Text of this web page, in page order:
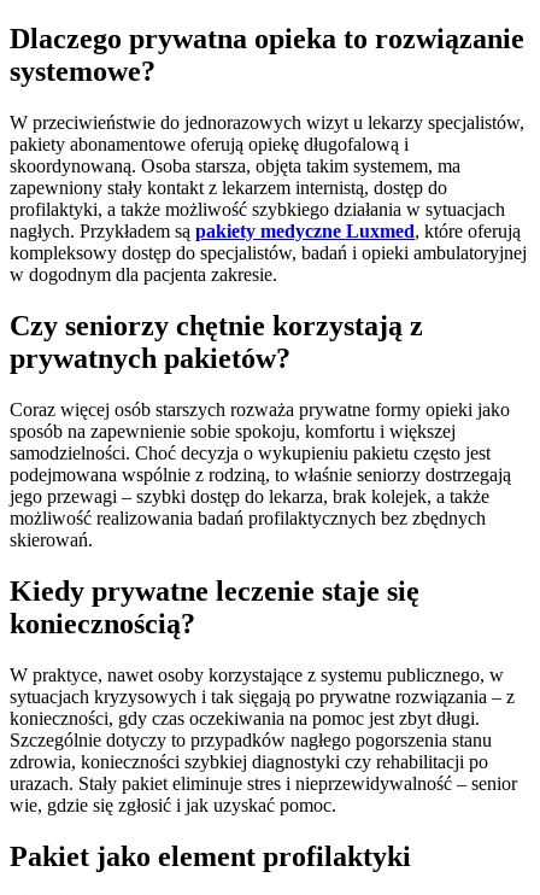
Dlaczego prywatna opieka to rozwiązanie
systemowe?
W przeciwieństwie do jednorazowych wizyt u lekarzy specjalistów,
pakiety abonamentowe oferują opiekę długofalową i
skoordynowaną. Osoba starsza, objęta takim systemem, ma
zapewniony stały kontakt z lekarzem internistą, dostęp do
profilaktyki, a także możliwość szybkiego działania w sytuacjach
nagłych. Przykładem są pakiety medyczne Luxmed, które oferują
kompleksowy dostęp do specjalistów, badań i opieki ambulatoryjnej
w dogodnym dla pacjenta zakresie.
Czy seniorzy chętnie korzystają z
prywatnych pakietów?
Coraz więcej osób starszych rozważa prywatne formy opieki jako
sposób na zapewnienie sobie spokoju, komfortu i większej
samodzielności. Choć decyzja o wykupieniu pakietu często jest
podejmowana wspólnie z rodziną, to właśnie seniorzy dostrzegają
jego przewagi – szybki dostęp do lekarza, brak kolejek, a także
możliwość realizowania badań profilaktycznych bez zbędnych
skierowań.
Kiedy prywatne leczenie staje się
koniecznością?
W praktyce, nawet osoby korzystające z systemu publicznego, w
sytuacjach kryzysowych i tak sięgają po prywatne rozwiązania – z
konieczności, gdy czas oczekiwania na pomoc jest zbyt długi.
Szczególnie dotyczy to przypadków nagłego pogorszenia stanu
zdrowia, konieczności szybkiej diagnostyki czy rehabilitacji po
urazach. Stały pakiet eliminuje stres i nieprzewidywalność – senior
wie, gdzie się zgłosić i jak uzyskać pomoc.
Pakiet jako element profilaktyki